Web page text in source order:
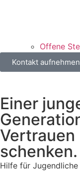
Offene
Kontakt aufnehmen
Einer
Vertrauen
schenken.
Hilfe für